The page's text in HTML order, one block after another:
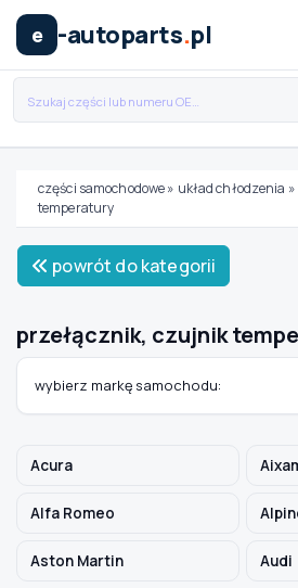
e -autoparts.pl
Wybierz swój pojazd
MARKA
MODEL
Szukaj pasujących części
części samochodowe» układ chłodzenia »
temperatury
powrót do kategorii
przełącznik, czujnik
wybierz markę samochodu:
Acura
Alfa Romeo
Aston Martin Audi